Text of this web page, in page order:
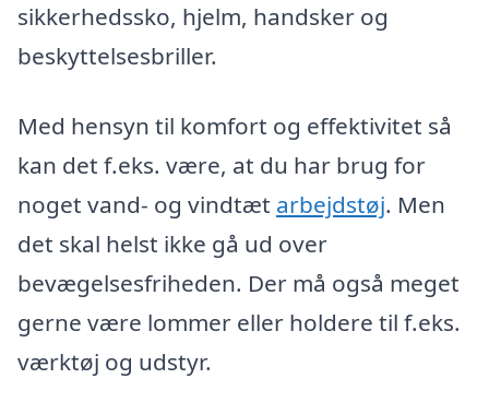
sikkerhedssko, hjelm, handsker og
beskyttelsesbriller.
Med hensyn til komfort og effektivitet så
kan det f.eks. være, at du har brug for
noget vand- og vindtæt arbejdstøj. Men
det skal helst ikke gå ud over
bevægelsesfriheden. Der må også meget
gerne være lommer eller holdere til f.eks.
værktøj og udstyr.